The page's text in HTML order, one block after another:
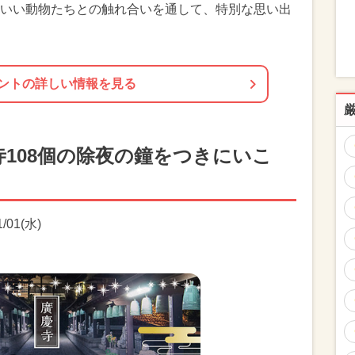
い動物たちとの触れ合いを通して、特別な思い出
トの詳しい情報を見る
個の除夜の鐘をつきにいこ
01(水)